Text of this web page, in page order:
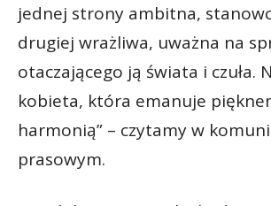
jednej strony ambitna,
drugiej wrażliwa, uważna na
otaczającego ją świata i czuła.
kobieta, która emanuje
harmonią” – czytamy w
prasowym.